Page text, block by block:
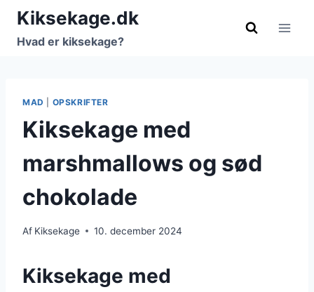
Fortsæt
indhold
Kiksekage.dk
Hvad er kiksekage?
MAD OPSKRIFTER
Kiksekage med
marshmallows og sød
chokolade
Af Kiksekage 10. december 2024
Kiksekage med